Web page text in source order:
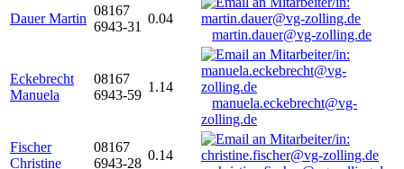
Dauer Martin
08167
6943-31
0.04
martin.dauer@vg-zolling.de
Eckebrecht
Manuela
08167
6943-59
1.14
manuela.eckebrecht@vg-
zolling.de
Fischer
Christine
08167
6943-28
0.14